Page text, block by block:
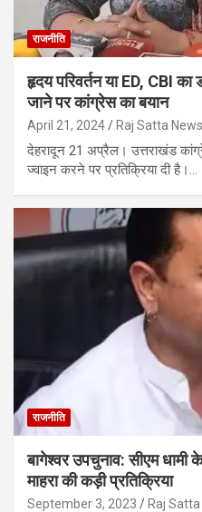
राजनीति
हृदय परिवर्तन या ED, CBI
जाने पर कांग्रेस का बयान
April 21, 2024 Raj Satta News
देहरादून 21 अप्रैल। उत्तराखंड
ज्वाइन करने पर प्रतिक्रिया दी है।…
राजनीति
बागेश्वर उपचुनाव: सीएम
माहरा की कड़ी प्रतिक्रिया
September 3, 2023 Raj Satta